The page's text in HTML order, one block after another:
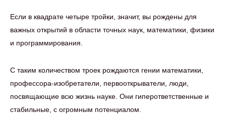
Если в квадрате четыре тройки, значит, вы рождены для
важных открытий в области точных наук, математики, физики
и программирования.
С таким количеством троек рождаются гении математики,
профессора-изобретатели, первооткрыватели, люди,
посвящающие всю жизнь науке. Они гиперответственные и
стабильные, с огромным потенциалом.